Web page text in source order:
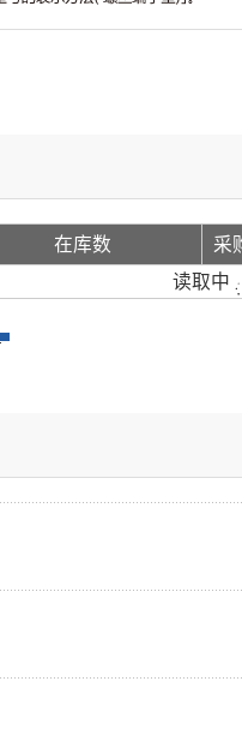
在库数
采
读取中